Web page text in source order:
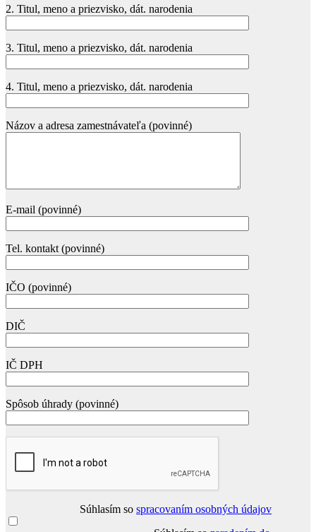
2. Titul, meno a priezvisko, dát. narodenia
3. Titul, meno a priezvisko, dát. narodenia
4. Titul, meno a priezvisko, dát. narodenia
Názov a adresa zamestnávateľa (povinné)
E-mail (povinné)
Tel. kontakt (povinné)
IČO (povinné)
DIČ
IČ DPH
Spôsob úhrady (povinné)
Súhlasím so spracovaním osobných údajov